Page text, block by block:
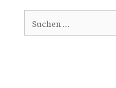
Suchen
nach: